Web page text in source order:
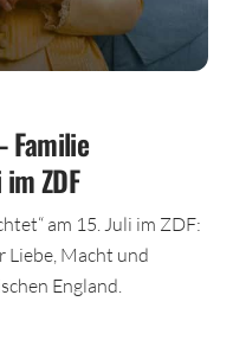
Familie
ZDF
am 15. Juli im ZDF:
Liebe, Macht und
England.